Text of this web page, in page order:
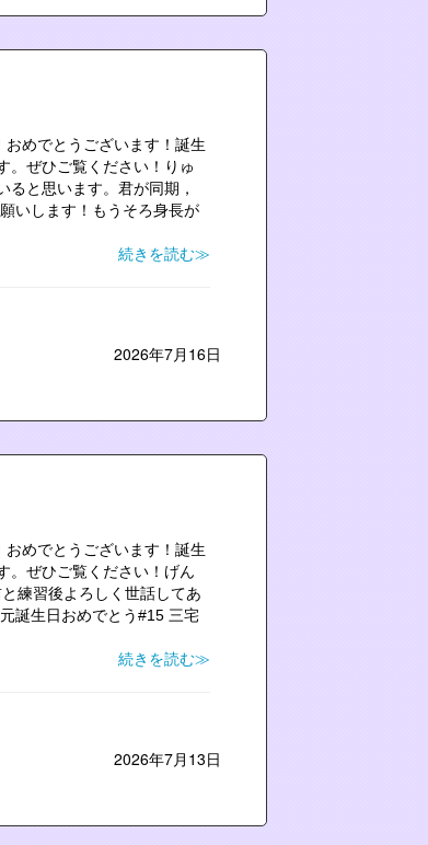
めでとうございます！誕生
。ぜひご覧ください！りゅ
と思います。君が同期，
いします！もうそろ身長が
続きを読む≫
2026年7月16日
めでとうございます！誕生
。ぜひご覧ください！げん
練習後よろしく世話してあ
誕生日おめでとう#15 三宅
続きを読む≫
2026年7月13日